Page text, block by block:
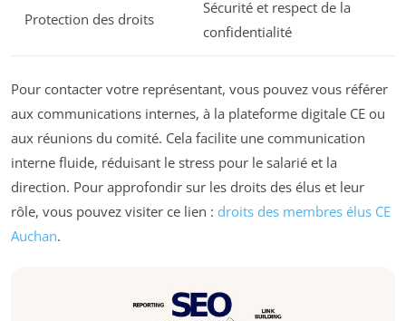
Protection des droits
Sécurité et respect de la
confidentialité
Pour contacter votre représentant, vous pouvez vous référer
aux communications internes, à la plateforme digitale CE ou
aux réunions du comité. Cela facilite une communication
interne fluide, réduisant le stress pour le salarié et la
direction. Pour approfondir sur les droits des élus et leur
rôle, vous pouvez visiter ce lien : droits des membres élus CE
Auchan.